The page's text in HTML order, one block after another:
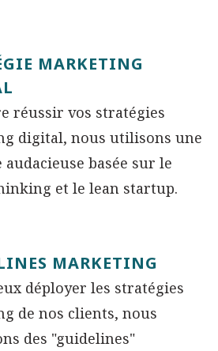
MARKETING
réussir vos stratégies
digital, nous utilisons une
basée sur le
et le lean startup.
MARKETING
déployer les stratégies
de nos clients, nous
des "guidelines"